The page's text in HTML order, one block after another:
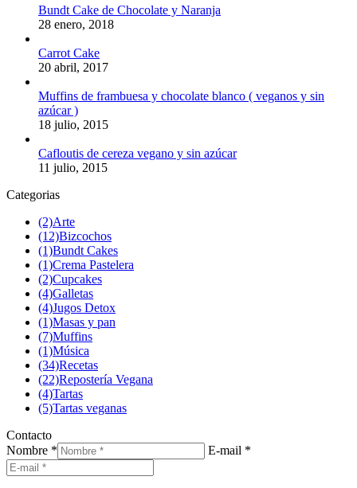
Bundt Cake de Chocolate y Naranja
28 enero, 2018
Carrot Cake
20 abril, 2017
Muffins de frambuesa y chocolate blanco ( veganos y sin
azúcar )
18 julio, 2015
Cafloutis de cereza vegano y sin azúcar
11 julio, 2015
Categorias
(2)Arte
(12)Bizcochos
(1)Bundt Cakes
(1)Crema Pastelera
(2)Cupcakes
(4)Galletas
(4)Jugos Detox
(1)Masas y pan
(7)Muffins
(1)Música
(34)Recetas
(22)Repostería Vegana
(4)Tartas
(5)Tartas veganas
Contacto
Nombre *
E-mail *